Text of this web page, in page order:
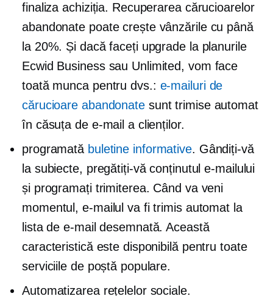
finaliza achiziția. Recuperarea cărucioarelor
abandonate poate crește vânzările cu până
la 20%. Și dacă faceți upgrade la planurile
Ecwid Business sau Unlimited, vom face
toată munca pentru dvs.: e-mailuri de
cărucioare abandonatesunt trimise automat
în căsuța de e-mail a clienților.
programată buletine informative. Gândiți-vă
la subiecte, pregătiți-vă conținutul e-mailului
și programați trimiterea. Când va veni
momentul, e-mailul va fi trimis automat la
lista de e-mail desemnată. Această
caracteristică este disponibilă pentru toate
serviciile de poștă populare.
Automatizarea rețelelor sociale.